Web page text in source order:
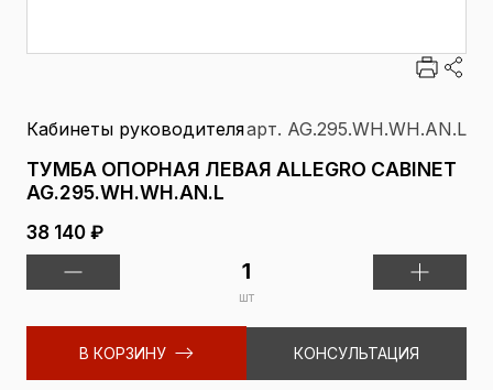
Кабинеты руководителяарт. AG.295.WH.WH.AN.L
ТУМБА ОПОРНАЯ ЛЕВАЯ ALLEGRO CABINET
AG.295.WH.WH.AN.L
38 140 ₽
шт
В КОРЗИНУ КОНСУЛЬТАЦИЯ